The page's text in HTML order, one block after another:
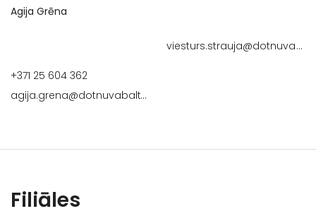
Agija Grēna
+371 25 604 362
agija.grena@dotnuvabaltic.lv
Filiāles